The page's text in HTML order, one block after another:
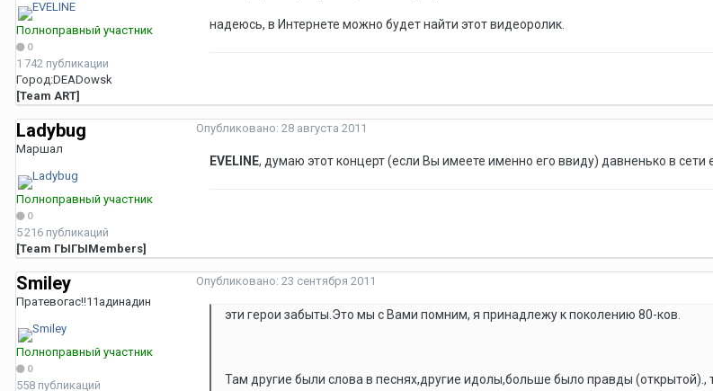
Полноправный участник
0
1 742 публикации
Город:DEADowsk
[Team ART]
надеюсь, в Интернете можно будет найти этот видеоролик.
Ladybug
Маршал
Полноправный участник
0
5 216 публикаций
[Team ГЫГЫMembers]
Опубликовано: 28 августа 2011
EVELINE, думаю этот концерт (если Вы имеете именно его ввиду) давненько в сети
Smiley
Пратевогас!!11адинадин
Полноправный участник
0
558 публикаций
Опубликовано: 23 сентября 2011
эти герои забыты.Это мы с Вами помним, я принадлежу к поколению 80-ков.
Там другие были слова в песнях,другие идолы,больше было правды